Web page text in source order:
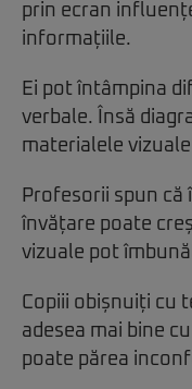
prin ecran
informațiile.
Ei pot întâmpina
verbale. Însă
materialele
Profesorii spun că
învățare poate
vizuale pot
Copiii obișnuiți cu
adesea mai bine
poate părea